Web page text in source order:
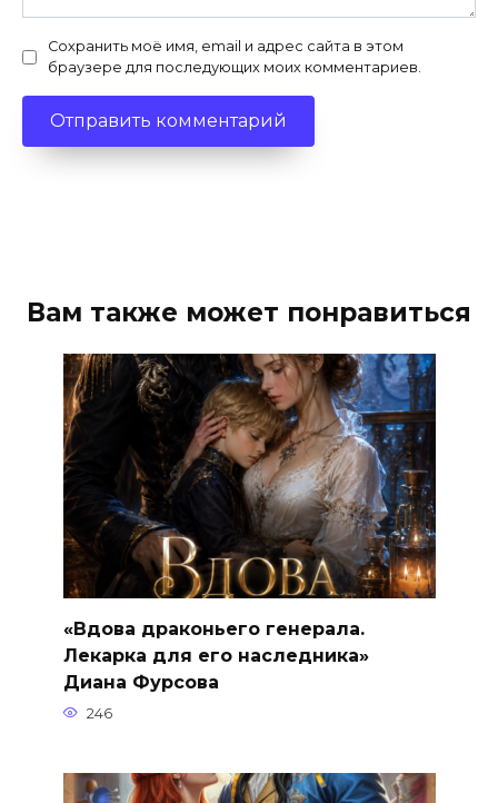
Сохранить моё имя, email и адрес сайта в этом
браузере для последующих моих комментариев.
Вам также может понравиться
«Вдова драконьего генерала.
Лекарка для его наследника»
Диана Фурсова
246